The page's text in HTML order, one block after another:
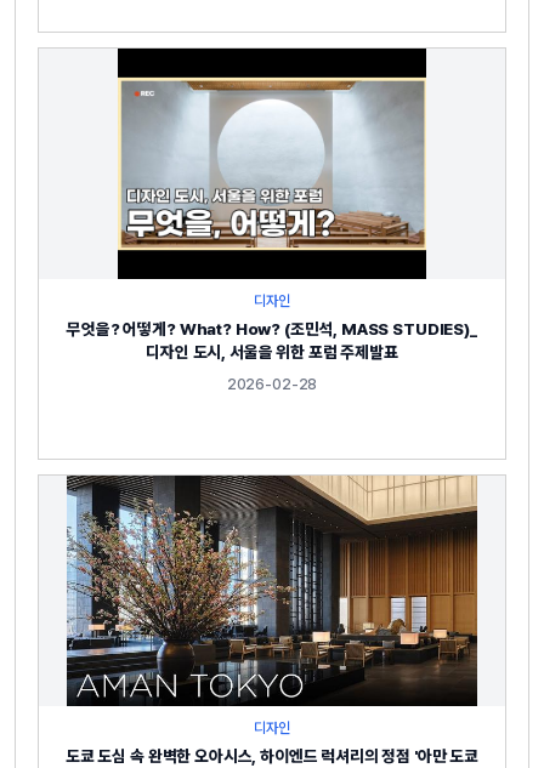
디자인
무엇을? 어떻게? What? How? (조민석, MASS STUDIES)_
디자인 도시, 서울을 위한 포럼 주제발표
2026-02-28
디자인
도쿄 도심 속 완벽한 오아시스, 하이엔드 럭셔리의 정점 '아만 도쿄